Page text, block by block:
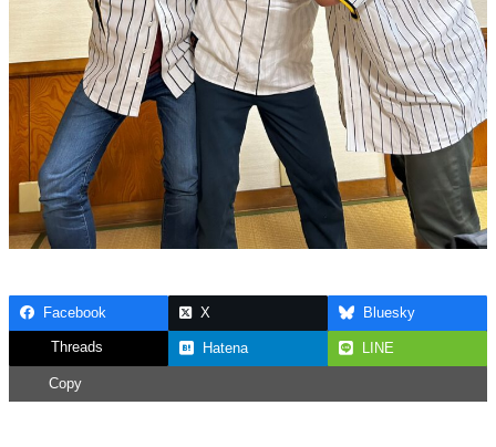
Facebook X Bluesky
Threads Hatena LINE
Copy